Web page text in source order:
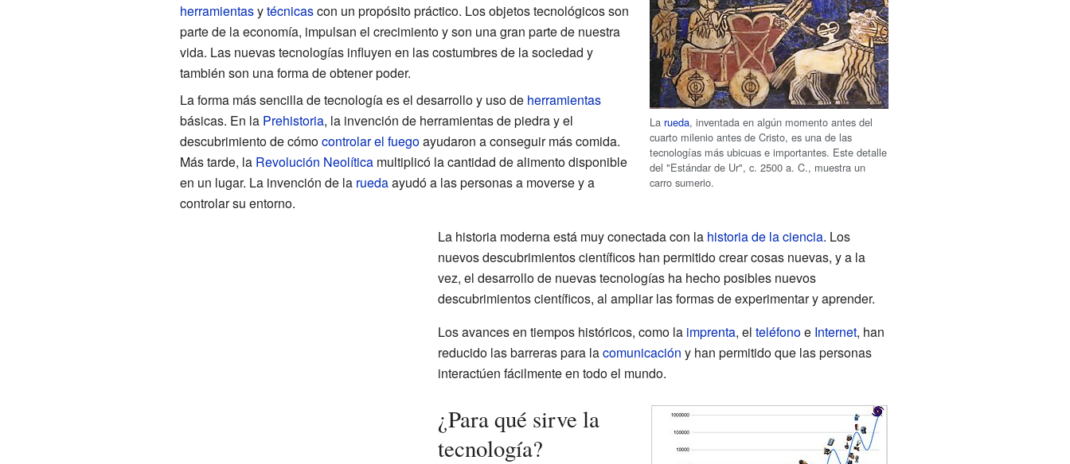
Larueda, inventada en algún momento antes del
cuarto milenio antes de Cristo, es una de las
tecnologías más ubicuas e importantes. Este detalle
del "Estándar de Ur", c. 2500 a. C., muestra un
carro sumerio.
herramientasytécnicascon un propósito práctico. Los objetos tecnológicos son
parte de la economía, impulsan el crecimiento y son una gran parte de nuestra
vida. Las nuevas tecnologías influyen en las costumbres de la sociedad y
también son una forma de obtener poder.
La forma más sencilla de tecnología es el desarrollo y uso de herramientas
básicas. En la Prehistoria, la invención de herramientas de piedra y el
descubrimiento de cómocontrolar el fuegoayudaron a conseguir más comida.
Más tarde, la Revolución Neolíticamultiplicó la cantidad de alimento disponible
en un lugar. La invención de la ruedaayudó a las personas a moverse y a
controlar su entorno.
La historia moderna está muy conectada con la historia de la ciencia. Los
nuevos descubrimientos científicos han permitido crear cosas nuevas, y a la
vez, el desarrollo de nuevas tecnologías ha hecho posibles nuevos
descubrimientos científicos, al ampliar las formas de experimentar y aprender.
Los avances en tiempos históricos, como la imprenta, el teléfonoe Internet, han
reducido las barreras para lacomunicación y han permitido que las personas
interactúen fácilmente en todo el mundo.
¿Para qué sirve la
tecnología?